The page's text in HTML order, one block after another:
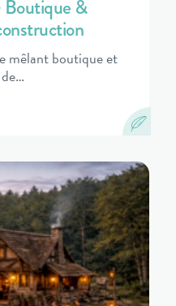
Boutique &
mêlant boutique et